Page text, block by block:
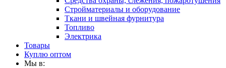
Стройматериалы и оборудование
Ткани и швейная фурнитура
Топливо
Электрика
Товары
Куплю оптом
Мы в: